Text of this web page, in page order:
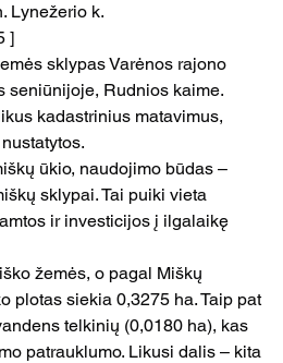
Lynežerio k.
]
sklypas Varėnos rajono
seniūnijoje, Rudnios kaime.
kadastrinius matavimus,
ūkio, naudojimo būdas –
sklypai. Tai puiki vieta
ir investicijos į ilgalaikę
žemės, o pagal Miškų
plotas siekia 0,3275 ha. Taip pat
telkinių (0,0180 ha), kas
patrauklumo. Likusi dalis – kita